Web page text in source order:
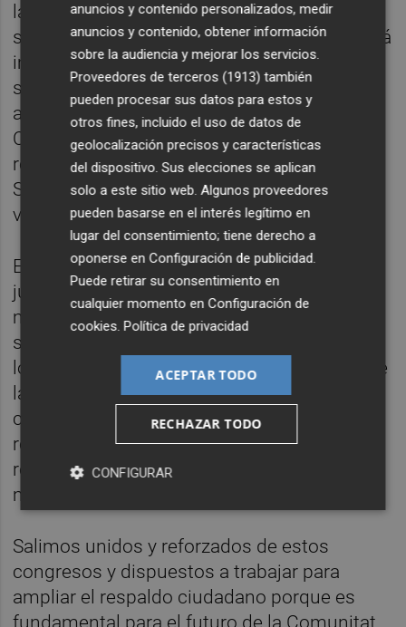
las conquistas de derechos y libertades. Y
será este proyecto progresista el que seguirá
impulsando una recuperación justa y una
salida de la crisis en la que nadie se quede
atrás. Con políticas que permiten que la
Comunitat haya comenzado el año con un
récord histórico de afiliados a la Seguridad
Social, más de 2 millones de valencianos y
valencianas tienen un empleo.
Empleo digno, vivienda digna, crecimiento
justo, igualdad, transición ecológica y
municipalismo. Nadie se quedará atrás en la
salida de esta crisis porque las socialistas y
los socialistas gobernamos en la mayoría de
las instituciones, y porque tras los
congresos provinciales el PSPV-PSOE
refuerza y renueva un proyecto que
representará y logrará el respaldo de la
mayoría de la ciudadanía en 2023.
Salimos unidos y reforzados de estos
congresos y dispuestos a trabajar para
ampliar el respaldo ciudadano porque es
anuncios y contenido personalizados, medir
anuncios y contenido, obtener información
sobre la audiencia y mejorar los servicios.
Proveedores de terceros (1913) también
pueden procesar sus datos para estos y
otros fines, incluido el uso de datos de
geolocalización precisos y características
del dispositivo. Sus elecciones se aplican
solo a este sitio web. Algunos proveedores
pueden basarse en el interés legítimo en
lugar del consentimiento; tiene derecho a
oponerse enConfiguración de publicidad.
Puede retirar su consentimiento en
cualquier momento enConfiguración de
cookies.Política de privacidad
ACEPTAR TODO
RECHAZAR TODO
CONFIGURAR